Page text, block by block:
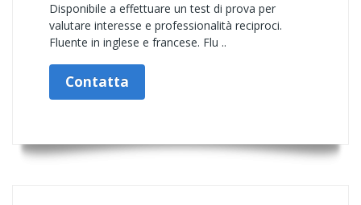
Disponibile a effettuare un test di prova per
valutare interesse e professionalità reciproci.
Fluente in inglese e francese. Flu ..
Contatta